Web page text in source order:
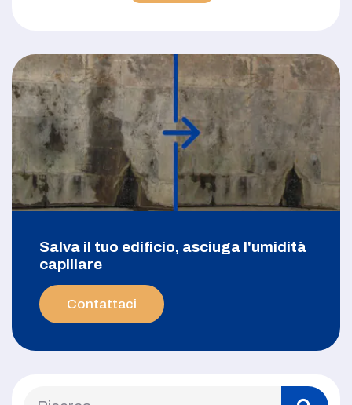
Salva il tuo edificio, asciuga l'umidità
capillare
Contattaci